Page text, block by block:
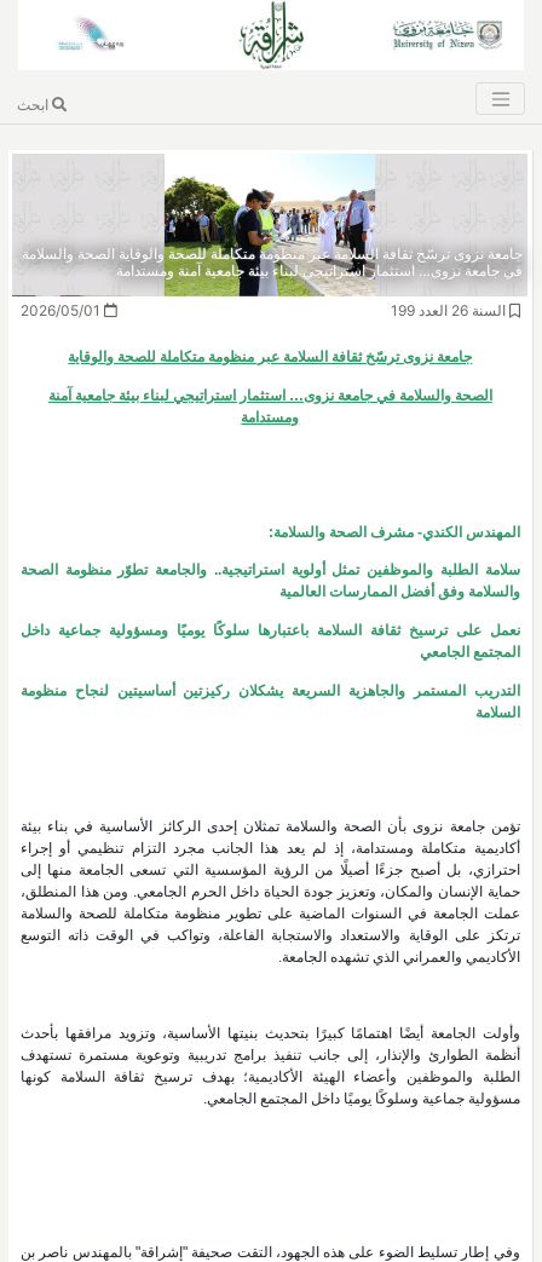
ابحث
جامعة نزوى ترسّخ ثقافة السلامة عبر منظومة متكاملة للصحة والوقاية الصحة والسلامة
في جامعة نزوى… استثمار استراتيجي لبناء بيئة جامعية آمنة ومستدامة
السنة 26 العدد 199
جامعة نزوى ترسّخ ثقافة السلامة عبر منظومة متكاملة للصحة والوقاية
الصحة والسلامة في جامعة نزوى… استثمار استراتيجي لبناء بيئة جامعية آمنة
ومستدامة
المهندس الكندي- مشرف الصحة والسلامة:
سلامة الطلبة والموظفين تمثل أولوية استراتيجية.. والجامعة تطوّر منظومة الصحة
والسلامة وفق أفضل الممارسات العالمية
نعمل على ترسيخ ثقافة السلامة باعتبارها سلوكًا يوميًا ومسؤولية جماعية داخل
المجتمع الجامعي
التدريب المستمر والجاهزية السريعة يشكلان ركيزتين أساسيتين لنجاح منظومة
السلامة
تؤمن جامعة نزوى بأن الصحة والسلامة تمثلان إحدى الركائز الأساسية في بناء بيئة
أكاديمية متكاملة ومستدامة، إذ لم يعد هذا الجانب مجرد التزام تنظيمي أو إجراء
احترازي، بل أصبح جزءًا أصيلًا من الرؤية المؤسسية التي تسعى الجامعة منها إلى
حماية الإنسان والمكان، وتعزيز جودة الحياة داخل الحرم الجامعي. ومن هذا المنطلق،
عملت الجامعة في السنوات الماضية على تطوير منظومة متكاملة للصحة والسلامة
ترتكز على الوقاية والاستعداد والاستجابة الفاعلة، وتواكب في الوقت ذاته التوسع
الأكاديمي والعمراني الذي تشهده الجامعة.
وأولت الجامعة أيضًا اهتمامًا كبيرًا بتحديث بنيتها الأساسية، وتزويد مرافقها بأحدث
أنظمة الطوارئ والإنذار، إلى جانب تنفيذ برامج تدريبية وتوعوية مستمرة تستهدف
الطلبة والموظفين وأعضاء الهيئة الأكاديمية؛ بهدف ترسيخ ثقافة السلامة كونها
مسؤولية جماعية وسلوكًا يوميًا داخل المجتمع الجامعي.
وفي إطار تسليط الضوء على هذه الجهود، التقت صحيفة "إشراقة" بالمهندس ناصر بن